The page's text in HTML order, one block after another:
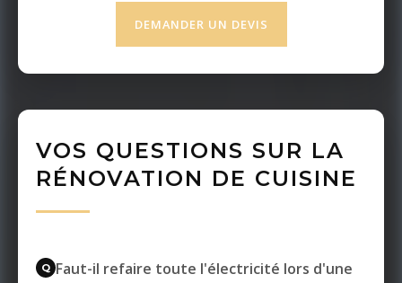
DEMANDER UN DEVIS
VOS QUESTIONS SUR LA
RÉNOVATION DE CUISINE
Faut-il refaire toute l'électricité lors d'une